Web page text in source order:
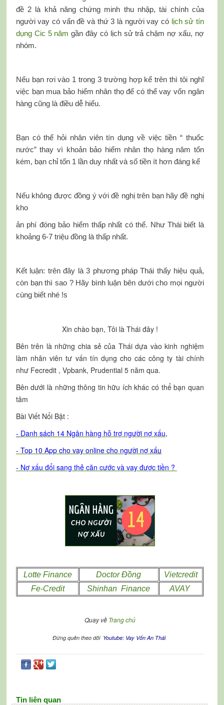
đề 2 là khả năng chứng minh thu nhập, tài chính của
người vay có vấn đề và thứ 3 là người vay cólịch sử tín
dụng Cic 5 năm gần đây có lịch sử trả chậm nợ xấu, nợ
nhóm.
Nếu bạn rơi vào 1 trong 3 trường hợp kể trên thì tôi nghĩ
việc bạn mua bảo hiểm nhân thọ để có thể vay vốn ngân
hàng cũng là điều dễ hiểu.
Bạn có thể hỏi nhân viên tín dụng về việc tiền “ thuốc
nước” thay vì khoản bảo hiểm nhân thọ hàng năm tốn
kém, bạn chỉ tốn 1 lần duy nhất và số tiền ít hơn đáng kể
Nếu không được đồng ý với đề nghị trên bạn hãy đề nghị
kho
ản phí đóng bảo hiểm thấp nhất có thể. Như Thái biết là
khoảng 6-7 triệu đồng là thấp nhất.
Kết luận: trên đây là 3 phương pháp Thái thấy hiệu quả,
còn bạn thì sao ? Hãy bình luận bên dưới cho mọi người
cùng biết nhé !s
Xin chào bạn, Tôi là Thái đây !
Bên trên là những chia sẻ của Thái dựa vào kinh nghiệm
làm nhân viên tư vấn tín dụng cho các công ty tài chính
như Fecredit , Vpbank, Prudential 5 năm qua.
Bên dưới là những thông tin hữu ích khác có thể bạn quan
tâm
Bài Viết Nổi Bật :
- Danh sách 14 Ngân hàng hỗ trợ người nợ xấu,
- Top 10 App cho vay online cho người nợ xấu
- Nợ xấu đổi sang thẻ căn cước và vay được tiền ?
Lotte Finance Doctor Đồng
Vietcredit
Fe-Credit
Shinhan Finance AVAY
Quay về Trang chủ
Đừng quên theo dõi Youtube: Vay Vốn An Thái
Tin liên quan